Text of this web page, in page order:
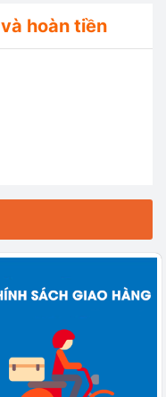
hoàn tiền